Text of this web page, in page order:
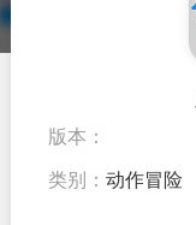
版本：
类别：动作冒险